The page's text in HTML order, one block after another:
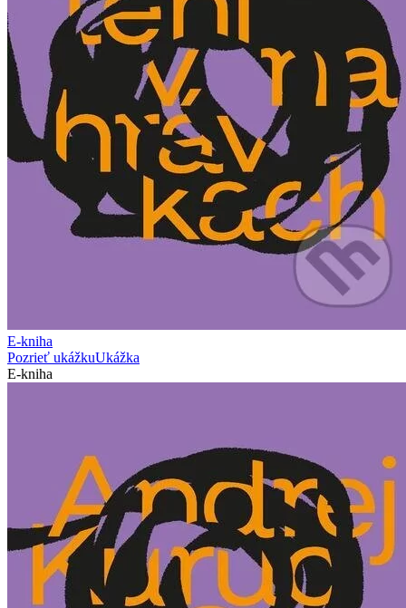
E-kniha
Pozrieť ukážkuUkážka
E-kniha